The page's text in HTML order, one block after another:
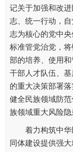
记关于加强和改
志、统一行动，
志为核心的党中
标准管党治党，
部的培养、使用和
干部人才队伍、
的重大决策部署
健全民族领域防
族领域重大风险隐
着力构筑中华
同体建设提供强